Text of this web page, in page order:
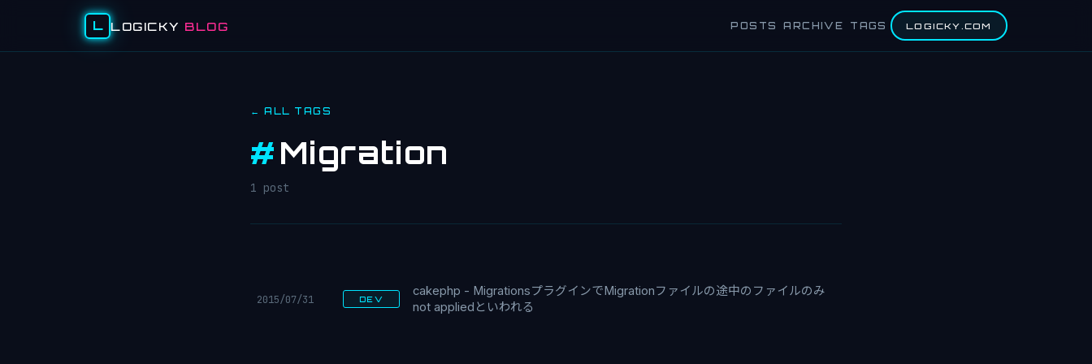
L LOGICKY BLOG POSTS ARCHIVE TAGS LOGICKY.COM
← ALL TAGS
#Migration
1 post
2015/07/31 DEV
cakephp - MigrationsプラグインでMigrationファイルの途中のファイルのみ
not appliedといわれる